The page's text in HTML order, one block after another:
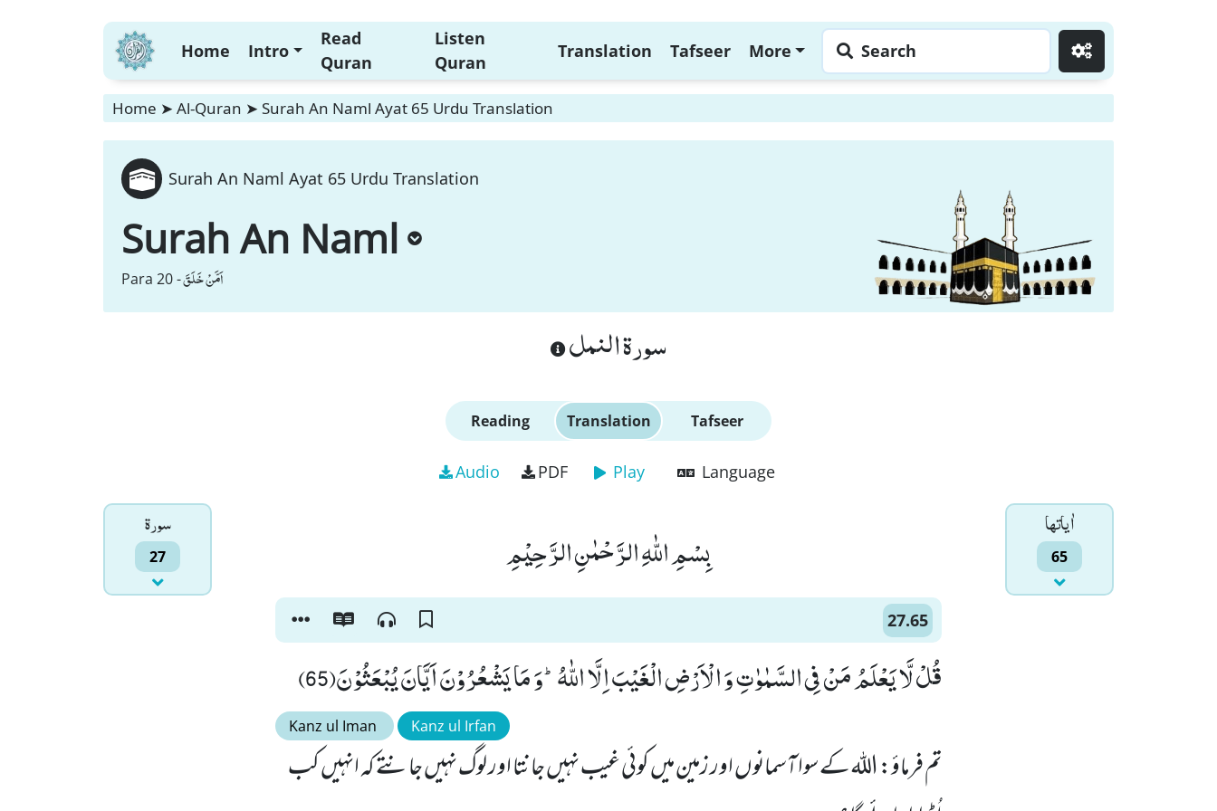
Home Intro
Read
Quran
Listen
Quran
Translation Tafseer More Search
Home ➤ Al-Quran ➤ Surah An Naml Ayat 65 Urdu Translation
Surah An Naml Ayat 65 Urdu Translation
Surah An Naml
Para 20 -اَمَّنْ خَلَقَ
سورة النمل
Reading Translation Tafseer
Audio PDF Play Language
سورۃ
27
اٰياتها
65 بِسْمِ اللّٰهِ الرَّحْمٰنِ الرَّحِیْمِ
27.65
قُلْ لَّا یَعْلَمُ مَنْ فِی السَّمٰوٰتِ وَ الْاَرْضِ الْغَیْبَ اِلَّا اللّٰهُؕ-وَ مَا یَشْعُرُوْنَ اَیَّانَ یُبْعَثُوْنَ(65)
Kanz ul Iman Kanz ul Irfan
تم فرماؤ: الله کے سوا آسمانوں اور زمین میں کوئی غیب نہیں جانتا اور لوگ نہیں جانتے کہ انہیں کب